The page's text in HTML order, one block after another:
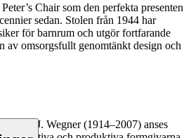
Chair som den perfekta presenten
sedan. Stolen från 1944 har
för barnrum och utgör fortfarande
av omsorgsfullt genomtänkt design och
Hans J. Wegner (1914–2007) anses